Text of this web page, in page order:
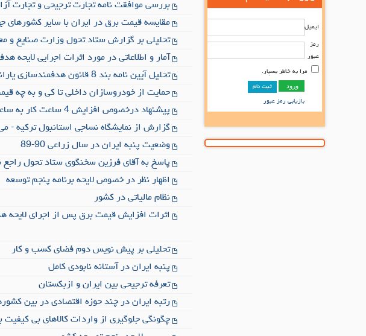
ایمیل
رمز
عبور
مرا به خاطر بسپار.
ثبت نام
بازیابی رمز عبور
بررسی موافقت نامه تجارت ترجیحی و تجارت
مقایسه قیمت برق در ایران با سایر کشورهای
تحلیلی بر گزارش ستاد تحول وزارت صنایع و
آمار و اطلاعاتی در مورد اثرات اجرایی لایحه
تحلیل آیین نامه بند 8 قانون هدفمندسازی یارانه ها
حمایت از خودروسازان داخلی تا کی و به چه
پیشنهاد درخصوص افزایش 4 ساعت کار به ساعات کار هفتگی
گزارش از نمایشگاه نساجی استانبول ترکیه - می
وضعیت پنبه ایران در سال زراعی 90-89
پاسخ به آقای فرزین سخنگوی ستاد تحول راجع به پیشنهاد 4
اظهار نظر در خصوص لایحه برنامه پنجم توسعه
نظام مالیاتی در کشور
اثرات افزایش قیمت برق پس از اجرای لایحه
تحلیلی بر پیش نویس دوم فضای کسب و کار
پنبه ایران در آستانه نابودی کامل
تعرفه ترجیحی بین ایران و ازبکستان
رتبه ایران در چند حوزه اقتصادی در بین
چگونگی جلوگیری از واردات کالاهای بی کیفیت